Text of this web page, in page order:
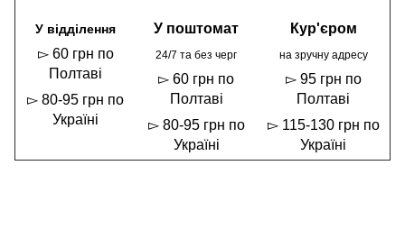
У відділення
▻ 60 грн по
Полтаві
▻ 80-95 грн по
Україні
У поштомат
24/7 та без черг
▻ 60 грн по
Полтаві
▻ 80-95 грн по
Україні
Кур'єром
на зручну адресу
▻ 95 грн по
Полтаві
▻ 115-130 грн по
Україні